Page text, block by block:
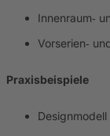
Innenraum‑
Vorserien‑
Praxisbeispiele